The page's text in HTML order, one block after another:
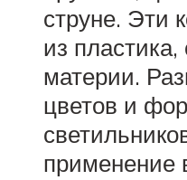
струне. Эти
из
материи.
цветов и
применение